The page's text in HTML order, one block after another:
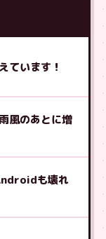
ています！
風のあとに増
も壊れ